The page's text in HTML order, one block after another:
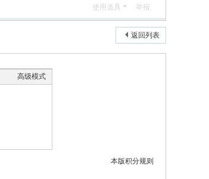
使用道具 举报
返回列表
高级模式
本版积分规则